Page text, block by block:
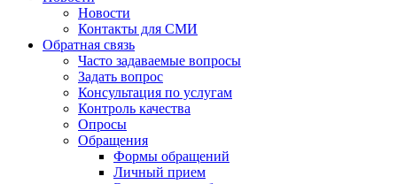
Новости
Контакты для СМИ
Обратная связь
Часто задаваемые вопросы
Задать вопрос
Консультация по услугам
Контроль качества
Опросы
Обращения
Формы обращений
Личный прием